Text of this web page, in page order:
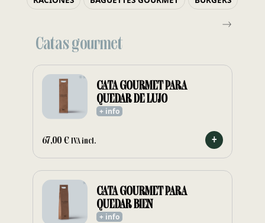
Catas gourmet
CATA GOURMET PARA
QUEDAR DE LUJO
+ info
67,00 € IVA incl.
CATA GOURMET PARA
QUEDAR BIEN
+ info